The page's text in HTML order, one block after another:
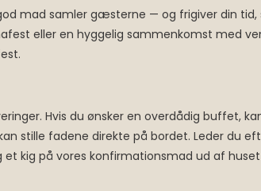
mad samler gæsterne — og frigiver din
eller en hyggelig sammenkomst med
Hvis du ønsker en overdådig buffet,
stille fadene direkte på bordet. Leder du
kig på vores konfirmationsmad ud af